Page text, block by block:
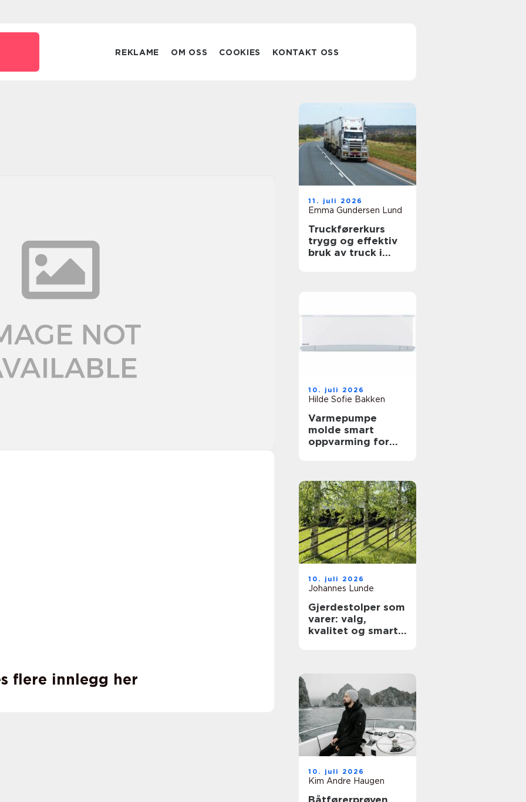
REKLAME OM OSS COOKIES KONTAKT OSS
flere innlegg her
11. juli 2026
Emma Gundersen Lund
Truckførerkurs
trygg og effektiv
bruk av truck i
10. juli 2026
Hilde Sofie Bakken
Varmepumpe
molde smart
oppvarming for
10. juli 2026
Johannes Lunde
Gjerdestolper som
varer: valg,
kvalitet og smart
10. juli 2026
Kim Andre Haugen
Båtførerprøven